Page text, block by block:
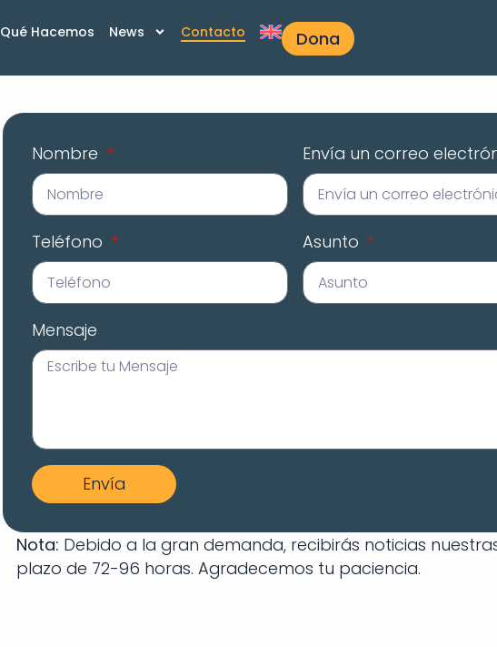
Qué Hacemos News Contacto Dona
Nombre Envía un correo
Teléfono Asunto
Mensaje
Envía
Nota: Debido a la gran demanda, recibirás noticias
plazo de 72-96 horas. Agradecemos tu paciencia.